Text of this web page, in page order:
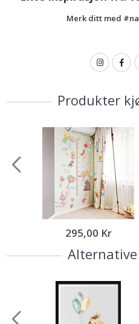
Merk ditt med
Produkter
295,00 Kr